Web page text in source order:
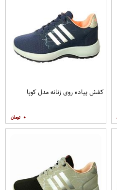
کفش پیاده روی زنانه مدل کوپا
۰